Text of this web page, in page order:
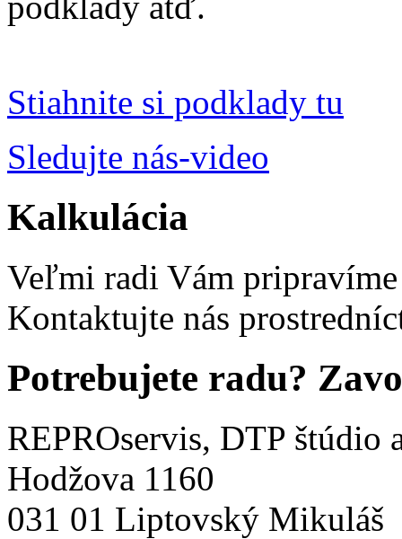
Stiahnite si podklady tu
Sledujte nás-video
Kalkulácia
Veľmi radi Vám
Kontaktujte nás
Potrebujete radu?
REPROservis, DTP štúdio
Hodžova 1160
031 01 Liptovský Mikuláš